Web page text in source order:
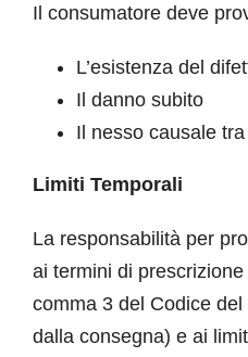
Il consumatore deve
L’esistenza del
Il danno subito
Il nesso causale
Limiti Temporali
La responsabilità per
ai termini di prescrizione
comma 3 del Codice
dalla consegna) e ai